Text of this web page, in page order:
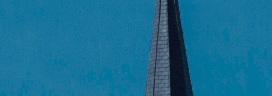
Algemene
Contact
Search
for:
Algemene
Contact